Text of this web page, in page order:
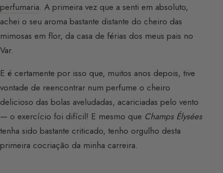
perfumaria. A primeira vez que a senti em absoluto,
achei o seu aroma bastante distante do cheiro das
mimosas em flor, da casa de férias dos meus pais no
Var.
E é certamente por isso que, muitos anos depois, tive
vontade de reencontrar num perfume o cheiro
delicioso das bolas aveludadas, acariciadas pelo vento
— o exercício foi difícil! E mesmo que Champs Élysées
tenha sido bastante criticado, tenho orgulho desta
primeira cocriação da minha carreira.